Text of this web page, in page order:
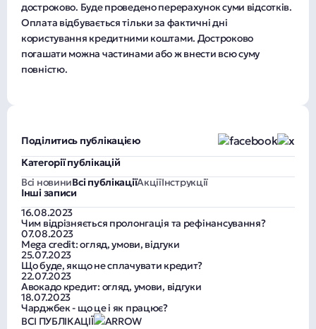
достроково. Буде проведено перерахунок суми відсотків.
Оплата відбувається тільки за фактичні дні
користування кредитними коштами. Достроково
погашати можна частинами або ж внести всю суму
повністю.
Поділитись публікацією
Категорії публікацій
Всі новиниВсі публікаціїАкціїІнструкції
Інші записи
16.08.2023
Чим відрізняється пролонгація та рефінансування?
07.08.2023
Mega credit: огляд, умови, відгуки
25.07.2023
Що буде, якщо не сплачувати кредит?
22.07.2023
Авокадо кредит: огляд, умови, відгуки
18.07.2023
Чарджбек - що це і як працює?
ВСІ ПУБЛІКАЦІЇ